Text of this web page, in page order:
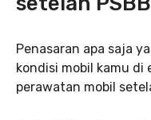
Penasaran apa saja
kondisi mobil kamu di
perawatan mobil